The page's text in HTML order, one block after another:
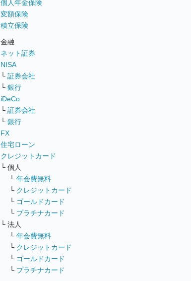
個人年金保険
変額保険
積立保険
金融
ネット証券
NISA
└ 証券会社
└ 銀行
iDeCo
└ 証券会社
└ 銀行
FX
住宅ローン
クレジットカード
└ 個人
└ 年会費無料
└ クレジットカード
└ ゴールドカード
└ プラチナカード
└ 法人
└ 年会費無料
└ クレジットカード
└ ゴールドカード
└ プラチナカード